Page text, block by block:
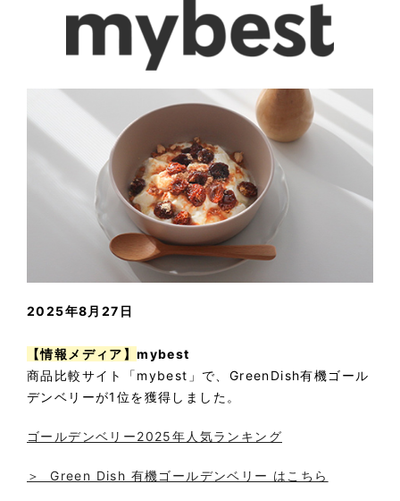
2025年8月27日
【情報メディア】mybest
商品比較サイト「mybest」で、GreenDish有機ゴール
デンベリーが1位を獲得しました。
ゴールデンベリー2025年人気ランキング
＞ Green Dish 有機ゴールデンベリー はこちら